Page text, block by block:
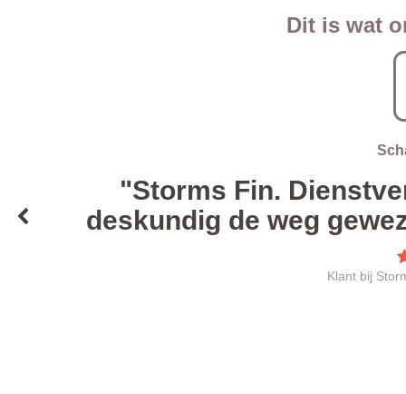
Dit is wat
"Storms Fin.
deskundig de weg
Klant bij